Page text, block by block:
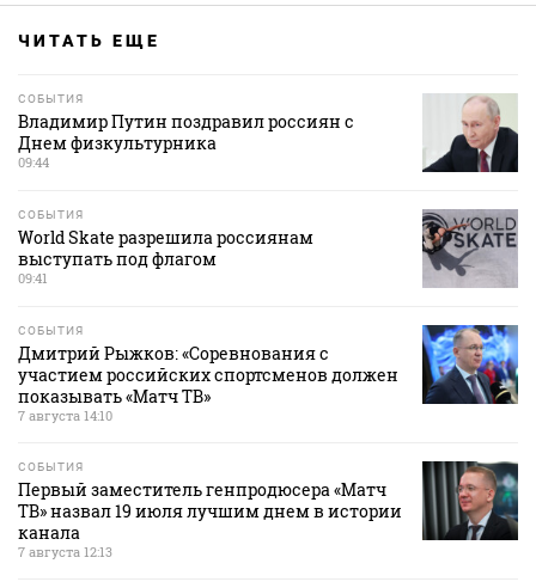
ЧИТАТЬ ЕЩЕ
СОБЫТИЯ
Владимир Путин поздравил россиян с
Днем физкультурника
09:44
СОБЫТИЯ
World Skate разрешила россиянам
выступать под флагом
09:41
СОБЫТИЯ
Дмитрий Рыжков: «Соревнования с
участием российских спортсменов должен
показывать «Матч ТВ»
7 августа 14:10
СОБЫТИЯ
Первый заместитель генпродюсера «Матч
ТВ» назвал 19 июля лучшим днем в истории
канала
7 августа 12:13